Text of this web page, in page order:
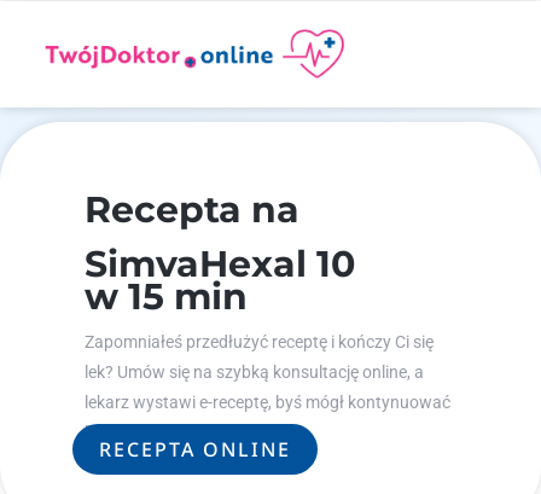
Recepta na
SimvaHexal 10
w 15 min
Zapomniałeś przedłużyć receptę i kończy Ci się
lek? Umów się na szybką konsultację online, a
lekarz wystawi e-receptę, byś mógł kontynuować
leczenie.
RECEPTA ONLINE